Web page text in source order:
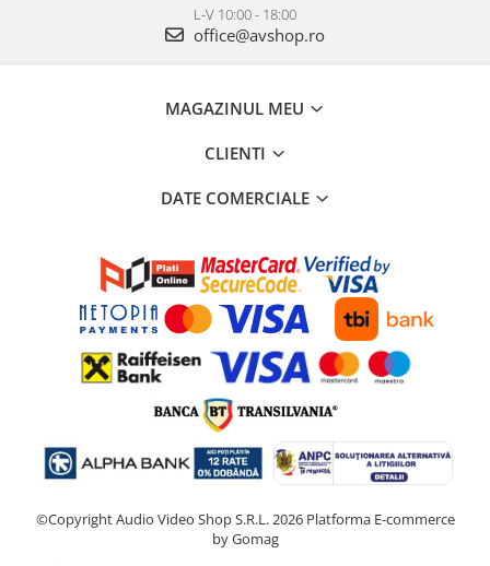
L-V 10:00 - 18:00
office@avshop.ro
MAGAZINUL MEU
CLIENTI
DATE COMERCIALE
©Copyright Audio Video Shop S.R.L. 2026 Platforma E-commerce
by Gomag